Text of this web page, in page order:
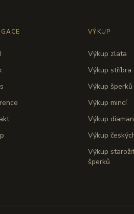
VÝKUP
Výkup zlata
Výkup stříbra
Výkup šperků
Výkup mincí
Výkup
Výkup
Výkup
šperků